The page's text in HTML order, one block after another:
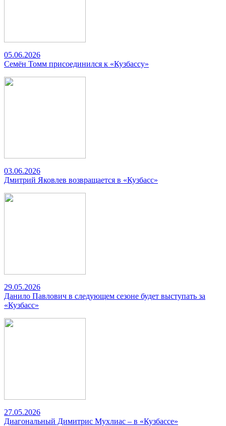
05.06.2026
Семён Томм присоединился к «Кузбассу»
03.06.2026
Дмитрий Яковлев возвращается в «Кузбасс»
29.05.2026
Данило Павлович в следующем сезоне будет выступать за
«Кузбасс»
27.05.2026
Диагональный Димитрис Мухлиас – в «Кузбассе»